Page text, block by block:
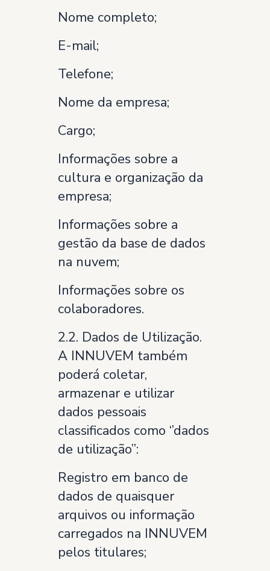
Nome completo;
E-mail;
Telefone;
Nome da empresa;
Cargo;
Informações sobre a
cultura e organização da
empresa;
Informações sobre a
gestão da base de dados
na nuvem;
Informações sobre os
colaboradores.
2.2. Dados de Utilização.
A INNUVEM também
poderá coletar,
armazenar e utilizar
dados pessoais
classificados como ‘’dados
de utilização’’:
Registro em banco de
dados de quaisquer
arquivos ou informação
carregados na INNUVEM
pelos titulares;